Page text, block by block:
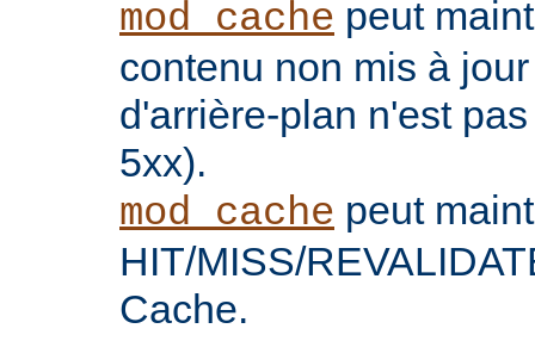
mod_cache peut
contenu non mis à
d'arrière-plan n'est
5xx).
mod_cache peut
HIT/MISS/
Cache.